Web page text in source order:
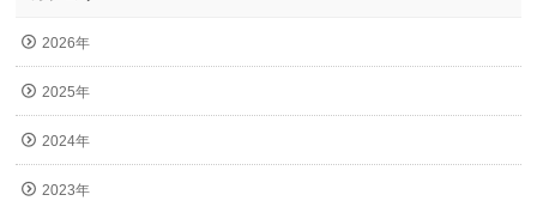
2026年
2025年
2024年
2023年